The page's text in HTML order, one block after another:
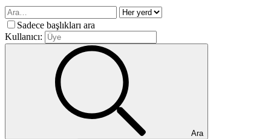
Sadece başlıkları ara
Kullanıcı:
Ara